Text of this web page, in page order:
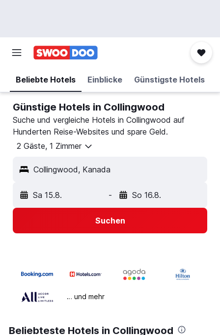
Beliebte Hotels Einblicke Günstigste Hotels
Günstige Hotels in Collingwood
Suche und vergleiche Hotels in Collingwood auf
Hunderten Reise-Websites und spare Geld.
2 Gäste, 1 Zimmer
Collingwood, Kanada
Sa 15.8. - So 16.8.
Suchen
… und mehr
Beliebteste Hotels in Collingwood